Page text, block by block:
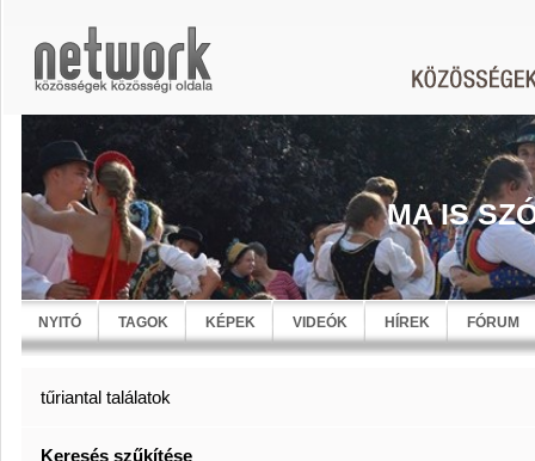
MA IS
NYITÓ TAGOK KÉPEK VIDEÓK HÍREK FÓRUM
tűriantal találatok
Keresés szűkítése